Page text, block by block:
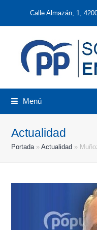
Calle Almazán, 1,
Menú
Actualidad
Portada»Actualidad »